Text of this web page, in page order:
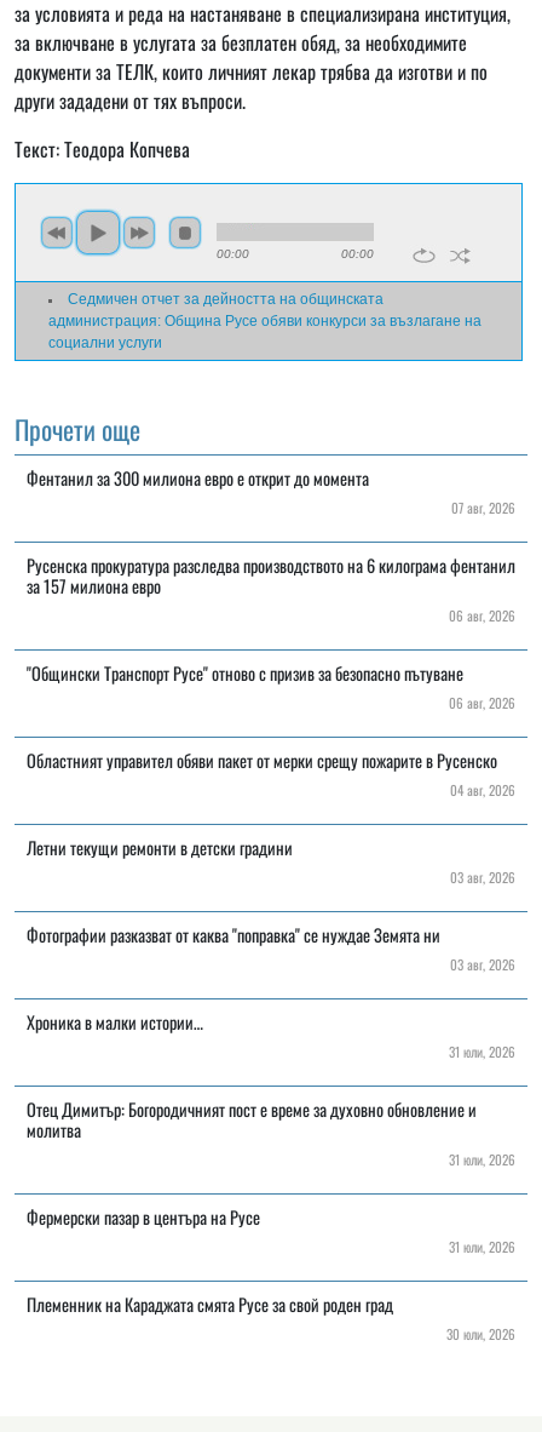
за условията и реда на настаняване в специализирана институция,
за включване в услугата за безплатен обяд, за необходимите
документи за ТЕЛК, които личният лекар трябва да изготви и по
други зададени от тях въпроси.
Текст: Теодора Копчева
00:00 00:00
Седмичен отчет за дейността на общинската
администрация: Община Русе обяви конкурси за възлагане на
социални услуги
Прочети още
Фентанил за 300 милиона евро е открит до момента
07 авг, 2026
Русенска прокуратура разследва производството на 6 килограма фентанил
за 157 милиона евро
06 авг, 2026
"Общински Транспорт Русе" отново с призив за безопасно пътуване
06 авг, 2026
Областният управител обяви пакет от мерки срещу пожарите в Русенско
04 авг, 2026
Летни текущи ремонти в детски градини
03 авг, 2026
Фотографии разказват от каква "поправка" се нуждае Земята ни
03 авг, 2026
Хроника в малки истории…
31 юли, 2026
Отец Димитър: Богородичният пост е време за духовно обновление и
молитва
31 юли, 2026
Фермерски пазар в центъра на Русе
31 юли, 2026
Племенник на Караджата смята Русе за свой роден град
30 юли, 2026